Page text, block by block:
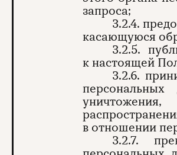
запроса;
3.2.4.
касающуюся
3.2.5.
к настоящей
3.2.6.
в отношении
3.2.7.